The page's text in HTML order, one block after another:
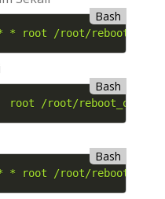
Bash
root /root/
Bash
/root/
Bash
* root /root/